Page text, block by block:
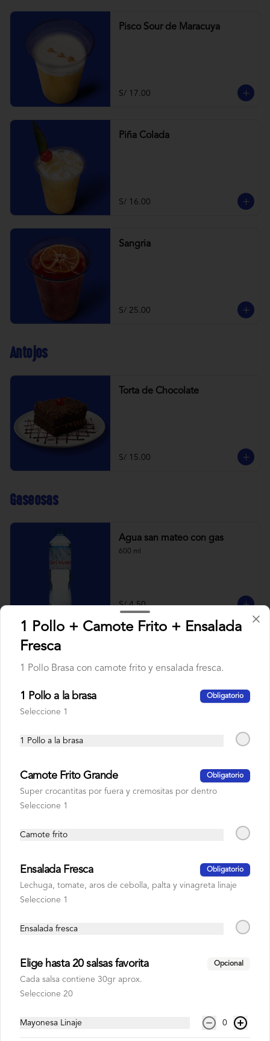
Pisco Sour de Maracuya
S/ 17.00
Piña Colada
S/ 16.00
Sangria
S/ 25.00
Antojos
Torta de Chocolate
S/ 15.00
Gaseosas
Agua san mateo con gas
600 ml
S/ 4.50
500 ml
S/ 6.00
1 Pollo + Camote Frito + Ensalada
Fresca
1 Pollo Brasa con camote frito y ensalada fresca.
1 Pollo a la brasa Obligatorio
Seleccione 1
1 Pollo a la brasa
Camote Frito Grande Obligatorio
Super crocantitas por fuera y cremositas por dentro
Seleccione 1
Camote frito
Ensalada Fresca Obligatorio
Lechuga, tomate, aros de cebolla, palta y vinagreta linaje
Seleccione 1
Ensalada fresca
Elige hasta 20 salsas favorita Opcional
Cada salsa contiene 30gr aprox.
Seleccione 20
Mayonesa Linaje 0